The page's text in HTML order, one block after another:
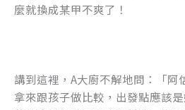
麼就換成某甲不爽了！
講到這裡，A大廚不解地問：「阿
拿來跟孩子做比較，出發點應該